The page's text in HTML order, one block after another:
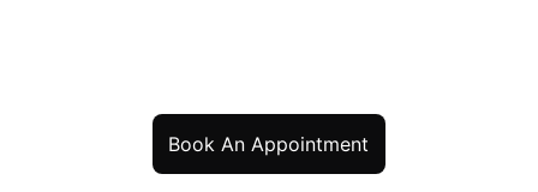
Book An Appointment